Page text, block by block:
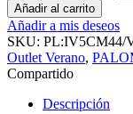
Añadir al carrito
Añadir a mis deseos
SKU: PL:IV5CM44/
Outlet Verano,
Compartido
Descripción